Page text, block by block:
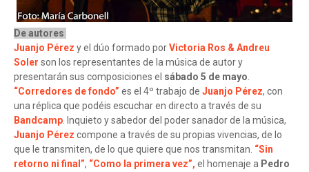
De autores
Juanjo Pérez y el dúo formado porVictoria Ros & Andreu
Soler son los representantes de la música de autor y
presentarán sus composiciones el sábado 5 de mayo.
“Corredores de fondo” es el 4º trabajo de Juanjo Pérez, con
una réplica que podéis escuchar en directo a través de su
Bandcamp. Inquieto y sabedor del poder sanador de la música,
Juanjo Pérez compone a través de su propias vivencias, de lo
que le transmiten, de lo que quiere que nos transmitan. “Sin
retorno ni final”, “Como la primera vez”, el homenaje a Pedro